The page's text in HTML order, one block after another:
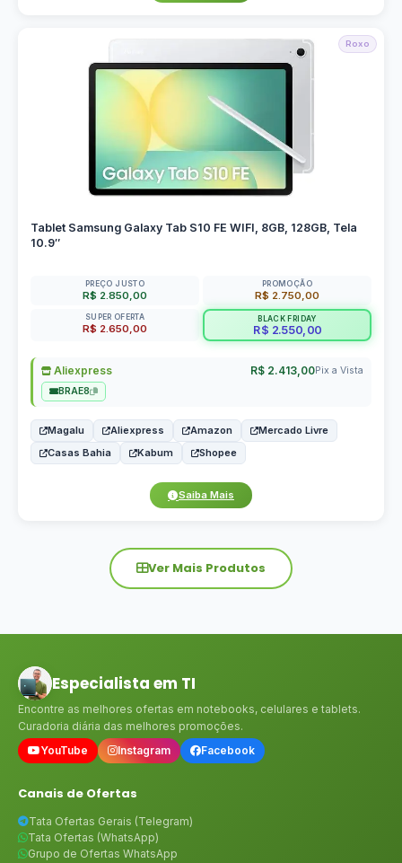
Roxo
Tablet Samsung Galaxy Tab S10 FE WIFI, 8GB, 128GB, Tela
10.9″
PREÇO JUSTO
R$ 2.850,00
PROMOÇÃO
R$ 2.750,00
SUPER OFERTA
R$ 2.650,00
BLACK FRIDAY
R$ 2.550,00
Aliexpress R$ 2.413,00Pix a Vista
BRAE8
Magalu Aliexpress Amazon
Mercado Livre
Casas Bahia
Kabum Shopee
Saiba Mais
Ver Mais Produtos
Especialista em TI
Encontre as melhores ofertas em notebooks, celulares e tablets.
Curadoria diária das melhores promoções.
YouTube
Instagram Facebook
Canais de Ofertas
Tata Ofertas Gerais (Telegram)
Tata Ofertas (WhatsApp)
Grupo de Ofertas WhatsApp